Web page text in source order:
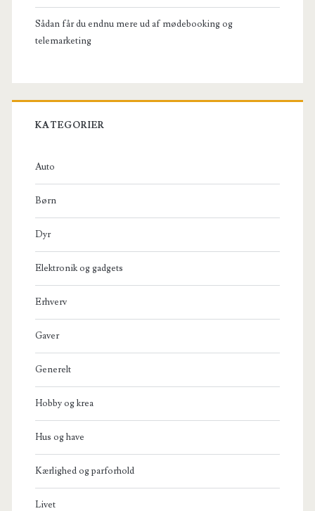
Sådan får du endnu mere ud af mødebooking og
telemarketing
KATEGORIER
Auto
Børn
Dyr
Elektronik og gadgets
Erhverv
Gaver
Generelt
Hobby og krea
Hus og have
Kærlighed og parforhold
Livet